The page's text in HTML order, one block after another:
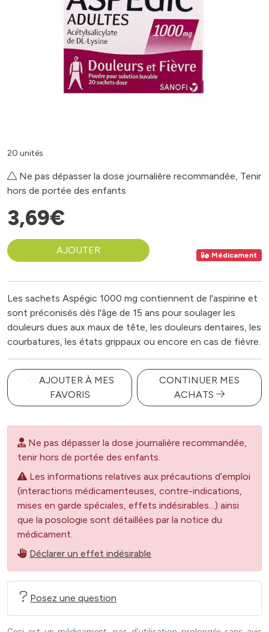
20 unités
Ne pas dépasser la dose journalière recommandée, Tenir
hors de portée des enfants
3,69€
AJOUTER Médicament
Les sachets Aspégic 1000 mg contiennent de l'aspirine et
sont préconisés dès l'âge de 15 ans pour soulager les
douleurs dues aux maux de tête, les douleurs dentaires, les
courbatures, les états grippaux ou encore en cas de fièvre.
AJOUTER À MES
FAVORIS
CONTINUER MES
ACHATS
Ne pas dépasser la dose journalière recommandée,
tenir hors de portée des enfants.
Les informations relatives aux précautions d’emploi
(interactions médicamenteuses, contre-indications,
mises en garde spéciales, effets indésirables...) ainsi
que la posologie sont détaillées par la notice du
médicament.
Déclarer un effet indésirable
Posez une question